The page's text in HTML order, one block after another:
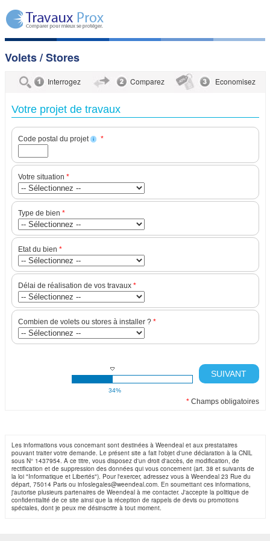
Volets / Stores
Interrogez Comparez Economisez
Votre projet de travaux
Code postal du projet i *
Votre situation *
Type de bien *
Etat du bien *
Délai de réalisation de vos travaux*
Combien de volets ou stores à installer ?*
34%
SUIVANT
* Champs obligatoires
Les informations vous concernant sont destinées à Weendeal et aux prestataires
pouvant traiter votre demande. Le présent site a fait l'objet d'une déclaration à la CNIL
sous N° 1437954. A ce titre, vous disposez d'un droit d'accès, de modification, de
rectification et de suppression des données qui vous concernent (art. 38 et suivants de
la loi "Informatique et Libertés"). Pour l'exercer, adressez vous à Weendeal 23 Rue du
départ, 75014 Paris ou infoslegales@weendeal.com. En soumettant ces informations,
j'autorise plusieurs partenaires de Weendeal à me contacter. J'accepte la politique de
confidentialité de ce site ainsi que la réception de rappels de devis ou promotions
spéciales, dont je peux me désinscrire à tout moment.